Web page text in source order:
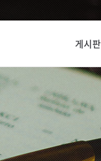
게시판